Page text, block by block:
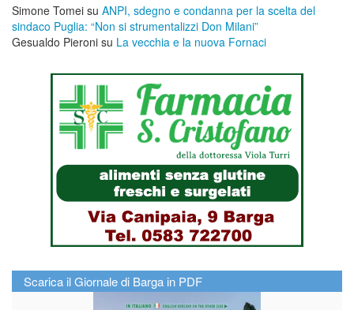
Simone Tomei su ANPI, sdegno e condanna per la scelta del
sindaco Puglia: “Non si strumentalizzi Don Milani”
Gesualdo Pieroni su La vecchia e la nuova Fornaci
Scarica il Giornale di Barga in PDF